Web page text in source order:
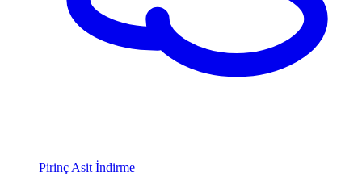
Pirinç Asit İndirme